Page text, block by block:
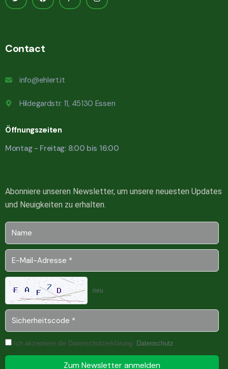
Contact
info@ehlert.it
Hildegardstr. 11, 45130 Essen
Öffnungszeiten
Montag - Freitag: 8:00 bis 16:00
Abonniere unseren Newsletter, um unsere neuesten Updates
und Neuigkeiten zu erhalten.
neu
Ich akzeptiere die Datenschutzerklärung. Datenschutz
Zum Newsletter anmelden